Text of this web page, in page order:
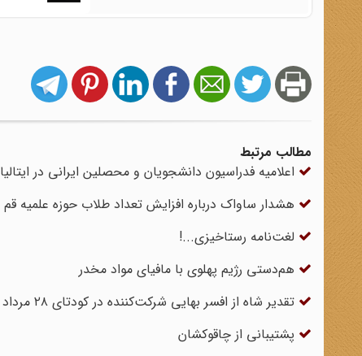
مطالب مرتبط
اعلامیه فدراسیون دانشجویان و محصلین ایرانی در ایتالیا
هشدار ساواک درباره افزایش تعداد طلاب حوزه علمیه قم
لغت‌نامه رستاخیزی...!
هم‌دستی رژیم پهلوی با مافیای مواد مخدر
تقدیر شاه از افسر بهایی شرکت‌کننده در کودتای ۲۸ مرداد
پشتیبانی از چاقوکشان